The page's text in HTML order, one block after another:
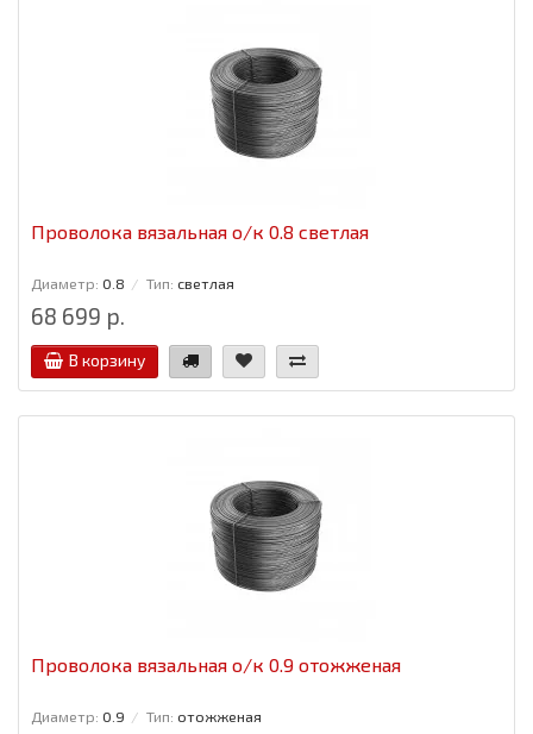
Проволока вязальная о/к 0.8 светлая
Диаметр: 0.8 Тип: светлая
68 699 р.
В корзину
Проволока вязальная о/к 0.9 отожженая
Диаметр: 0.9 Тип: отожженая